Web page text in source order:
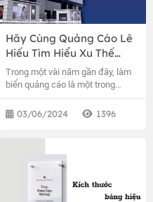
Hãy Cùng Quảng Cáo Lê
Hiếu Tìm Hiểu Xu Thế
Làm Biển Quảng Cáo
Thời 4.0 Bạn Nhé
Trong một vài năm gần đây, làm
biển quảng cáo là một trong
những yêu cầu quan trọng bắt
buộc đối với bất cứ lĩnh vực kinh
khác biệt với đối thủ, thu hút
03/06/2024 1396